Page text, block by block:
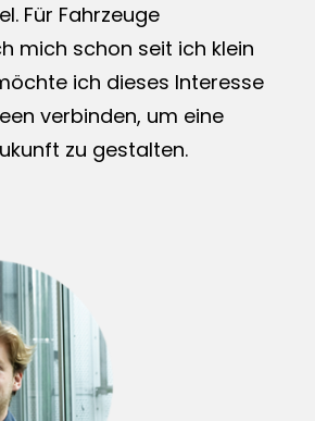
Für Fahrzeuge
mich schon seit ich klein
ich dieses Interesse
verbinden, um eine
zu gestalten.